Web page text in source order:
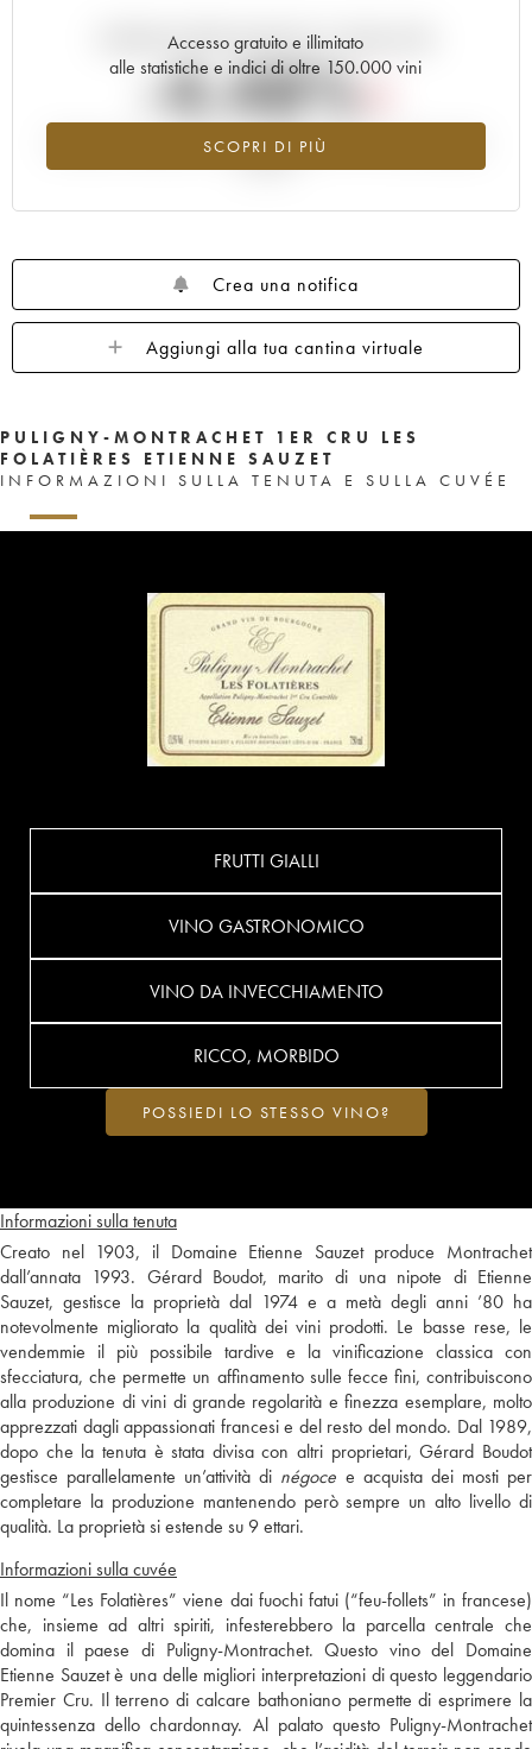
Accesso gratuito e illimitato
alle statistiche e indici di oltre 150.000 vini
SCOPRI DI PIÙ
Andamento della quotazione in tempo reale
-4.48%
Tendenza al ribasso per il valore dell'annata 1997 nel 2026 rispetto
Crea una notifica
Aggiungi alla tua cantina virtuale
PULIGNY-MONTRACHET 1ER CRU LES
FOLATIÈRES ETIENNE SAUZET
INFORMAZIONI SULLA TENUTA E SULLA CUVÉE
Informazioni sulla tenuta
Creato nel 1903, il Domaine Etienne Sauzet produce Montrachet
dall’annata 1993. Gérard Boudot, marito di una nipote di Etienne
Sauzet, gestisce la proprietà dal 1974 e a metà degli anni ’80 ha
notevolmente migliorato la qualità dei vini prodotti. Le basse rese, le
vendemmie il più possibile tardive e la vinificazione classica con
sfecciatura, che permette un affinamento sulle fecce fini, contribuiscono
alla produzione di vini di grande regolarità e finezza esemplare, molto
apprezzati dagli appassionati francesi e del resto del mondo. Dal 1989,
dopo che la tenuta è stata divisa con altri proprietari, Gérard Boudot
gestisce parallelamente un’attività di négoce e acquista dei mosti per
completare la produzione mantenendo però sempre un alto livello di
qualità. La proprietà si estende su 9 ettari.
Informazioni sulla cuvée
Il nome “Les Folatières” viene dai fuochi fatui (“feu-follets” in francese)
che, insieme ad altri spiriti, infesterebbero la parcella centrale che
domina il paese di Puligny-Montrachet. Questo vino del Domaine
Etienne Sauzet è una delle migliori interpretazioni di questo leggendario
Premier Cru. Il terreno di calcare bathoniano permette di esprimere la
quintessenza dello chardonnay. Al palato questo Puligny-Montrachet
FRUTTI GIALLI
VINO GASTRONOMICO
VINO DA INVECCHIAMENTO
RICCO, MORBIDO
POSSIEDI LO STESSO VINO?